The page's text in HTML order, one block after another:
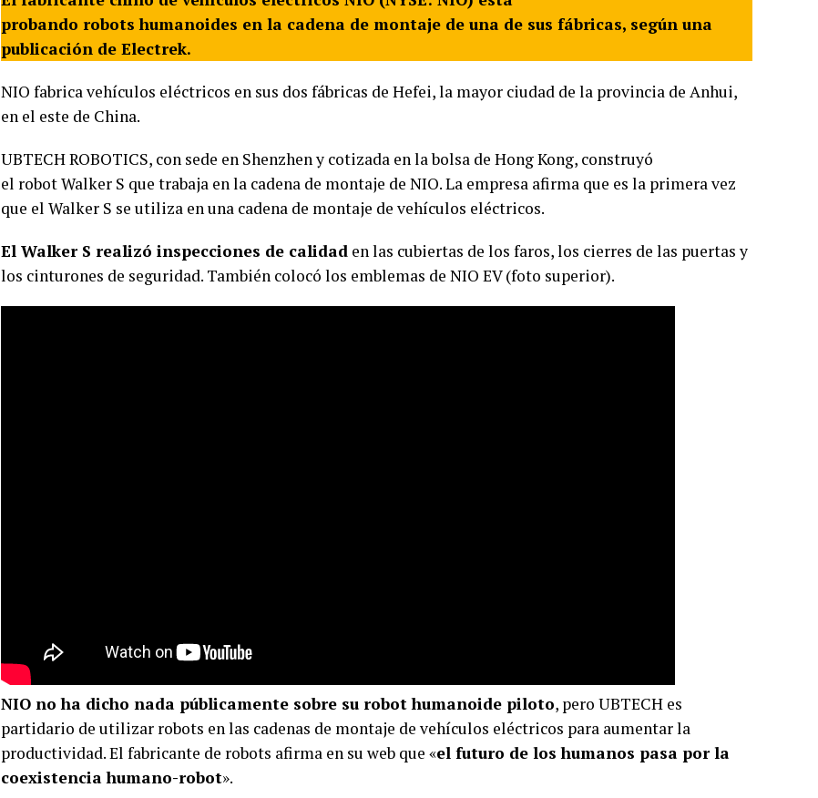
probando robots humanoides en la cadena de montaje de una de sus fábricas, según una
publicación de Electrek.
NIO fabrica vehículos eléctricos en sus dos fábricas de Hefei, la mayor ciudad de la provincia de Anhui,
en el este de China.
UBTECH ROBOTICS, con sede en Shenzhen y cotizada en la bolsa de Hong Kong, construyó
el robot Walker S que trabaja en la cadena de montaje de NIO. La empresa afirma que es la primera vez
que el Walker S se utiliza en una cadena de montaje de vehículos eléctricos.
El Walker S realizó inspecciones de calidad en las cubiertas de los faros, los cierres de las puertas y
los cinturones de seguridad. También colocó los emblemas de NIO EV (foto superior).
NIO no ha dicho nada públicamente sobre su robot humanoide piloto, pero UBTECH es
partidario de utilizar robots en las cadenas de montaje de vehículos eléctricos para aumentar la
productividad. El fabricante de robots afirma en su web que «el futuro de los humanos pasa por la
coexistencia humano-robot».